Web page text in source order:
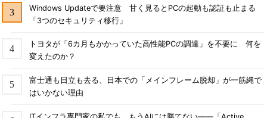
Windows Updateで要注意 甘く見るとPCの起動も認証も止まる
「3つのセキュリティ移行」
トヨタが「6カ月もかかっていた高性能PCの調達」を不要に 何を
変えたのか？
富士通も日立も去る、日本での「メインフレーム脱却」が一筋縄で
はいかない理由